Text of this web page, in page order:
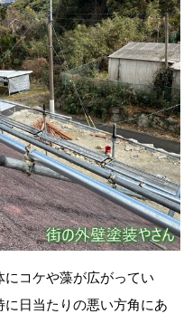
コケや藻が広がってい
日当たりの悪い方角にあ